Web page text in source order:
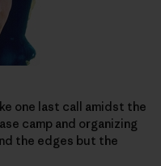
one last call amidst the
camp and organizing
the edges but the